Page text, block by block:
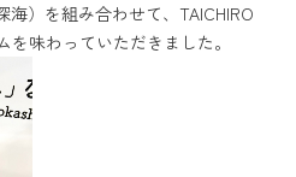
）を組み合わせて、TAICHIRO
を味わっていただきました。